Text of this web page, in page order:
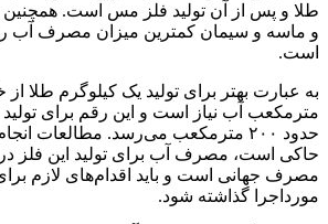
طلا و پس از آن تولید فلز مس است.
و ماسه و سیمان کمترین میزان مصرف آب
است.
مترمکعب آب نیاز است و این رقم برای
حدود ۲۰۰ مترمکعب می‌رسد. مطالعات
حاکی است، مصرف آب برای تولید این فلز در
مصرف جهانی است و باید اقدام‌های لازم
مورداجرا گذاشته شود.